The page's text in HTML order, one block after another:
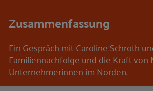
Zusammenfassung
Ein Gespräch mit Caroline Schroth
Familiennachfolge und die Kraft
Unternehmerinnen im Norden.